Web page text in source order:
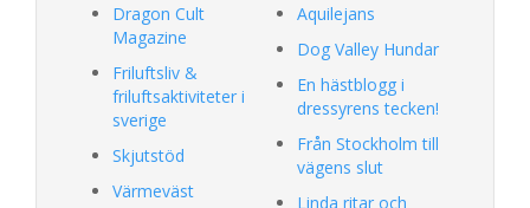
Dragon Cult
Magazine
Friluftsliv &
friluftsaktiviteter i
sverige
Skjutstöd
Värmeväst
Aquilejans
Dog Valley Hundar
En hästblogg i
dressyrens tecken!
Från Stockholm till
vägens slut
Linda ritar och